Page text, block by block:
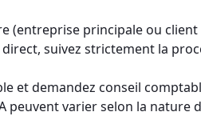
(entreprise principale ou
suivez strictement la
et demandez conseil
peuvent varier selon la nature